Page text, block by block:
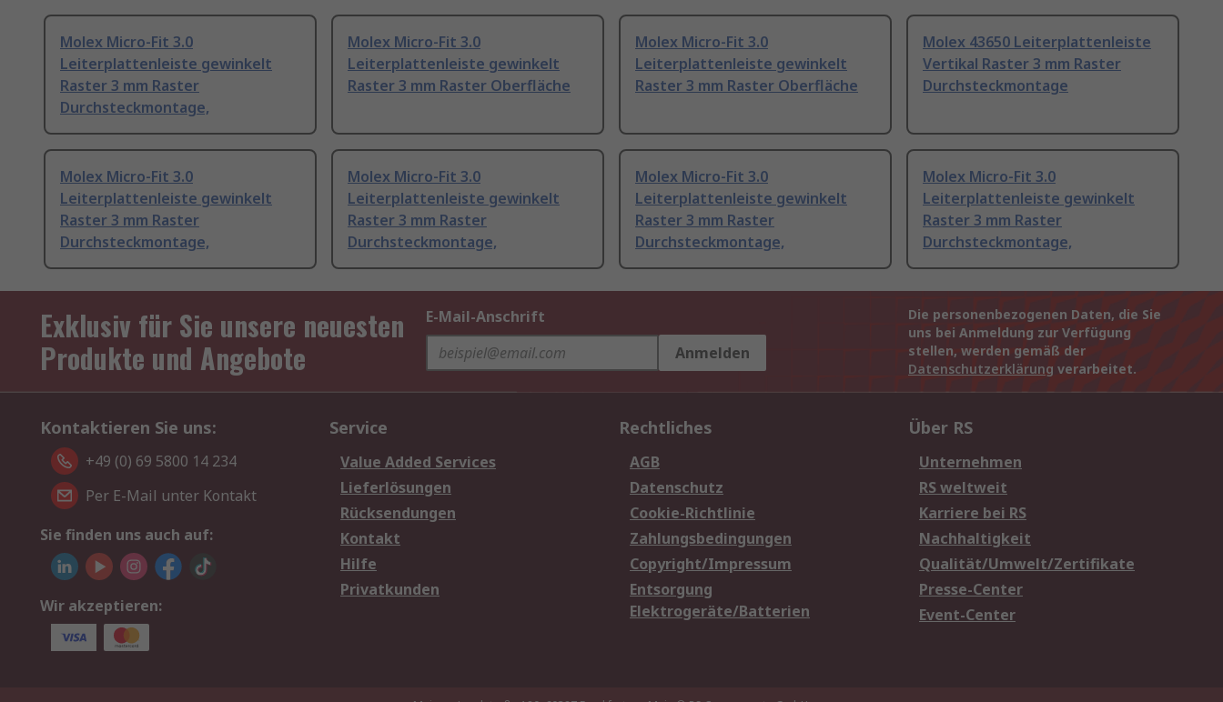
Molex Micro-Fit 3.0
Leiterplattenleiste gewinkelt
Raster 3 mm Raster
Durchsteckmontage,
Molex Micro-Fit 3.0
Leiterplattenleiste gewinkelt
Raster 3 mm Raster Oberfläche
Molex Micro-Fit 3.0
Leiterplattenleiste gewinkelt
Raster 3 mm Raster Oberfläche
Molex 43650 Leiterplattenleiste
Vertikal Raster 3 mm Raster
Durchsteckmontage
Molex Micro-Fit 3.0
Leiterplattenleiste gewinkelt
Raster 3 mm Raster
Durchsteckmontage,
Molex Micro-Fit 3.0
Leiterplattenleiste gewinkelt
Raster 3 mm Raster
Durchsteckmontage,
Molex Micro-Fit 3.0
Leiterplattenleiste gewinkelt
Raster 3 mm Raster
Durchsteckmontage,
Molex Micro-Fit 3.0
Leiterplattenleiste gewinkelt
Raster 3 mm Raster
Durchsteckmontage,
Exklusiv für Sie unsere neuesten
Produkte und Angebote
E-Mail-Anschrift
Anmelden
Die personenbezogenen Daten, die Sie
uns bei Anmeldung zur Verfügung
stellen, werden gemäß der
Datenschutzerklärung verarbeitet.
Kontaktieren Sie uns:
+49 (0) 69 5800 14 234
Per E-Mail unter Kontakt
Sie finden uns auch auf:
Wir akzeptieren:
Service
Value Added Services
Lieferlösungen
Rücksendungen
Kontakt
Hilfe
Privatkunden
Rechtliches
AGB
Datenschutz
Cookie-Richtlinie
Zahlungsbedingungen
Copyright/Impressum
Entsorgung
Elektrogeräte/Batterien
Über RS
Unternehmen
RS weltweit
Karriere bei RS
Nachhaltigkeit
Qualität/Umwelt/Zertifikate
Presse-Center
Event-Center